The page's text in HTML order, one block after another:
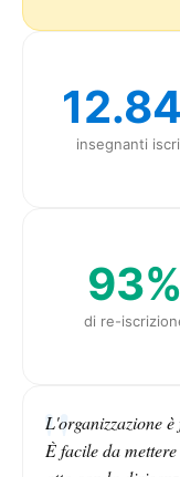
insegnanti
93%
di re-
L'organizzazione è
È facile da